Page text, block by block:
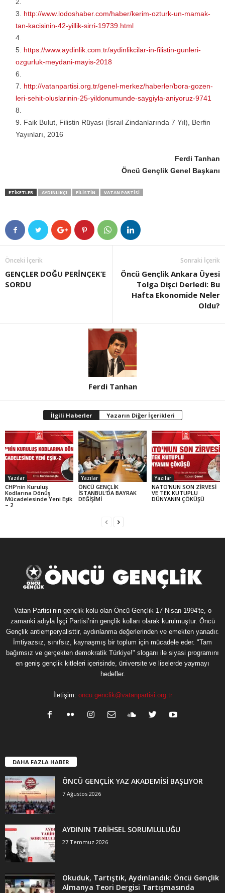
http://www.lodoshaber.com/haber/kerim-ozturk-un-mamak-
tan-kacisinin-42-yillik-sirri-19739.html
https://www.aydinlik.com.tr/aydinlikcilar-in-filistin-gunleri-
ozgurluk-meydani-mayis-2018
http://vatanpartisi.org.tr/genel-merkez/haberler/bora-gozen-
leri-sehit-oluslarinin-25-yildonumunde-saygiyla-aniyoruz-9741
Faik Bulut, Filistin Rüyası (İsrail Zindanlarında 7 Yıl), Berfin
Yayınları, 2016
Ferdi Tanhan
Öncü Gençlik Genel Başkanı
ETIKETLER AYDINLIKÇI FILISTIN VATAN PARTİSİ
Önceki İçerik
GENÇLER DOĞU PERİNÇEK’E
SORDU
Sonraki İçerik
Öncü Gençlik Ankara Üyesi
Tolga Dişci Derledi: Bu
Hafta Ekonomide Neler
Oldu?
Ferdi Tanhan
İlgili Haberler Yazarın Diğer İçerikleri
Yazılar
CHP’nin Kuruluş
Kodlarına Dönüş
Mücadelesinde Yeni Eşik
– 2
Yazılar
ÖNCÜ GENÇLİK
İSTANBUL’DA BAYRAK
DEĞİŞİMİ
Yazılar
NATO’NUN SON ZİRVESİ
VE TEK KUTUPLU
DÜNYANIN ÇÖKÜŞÜ
Vatan Partisi’nin gençlik kolu olan Öncü Gençlik 17 Nisan 1994'te, o
zamanki adıyla İşçi Partisi’nin gençlik kolları olarak kurulmuştur. Öncü
Gençlik antiemperyalisttir, aydınlanma değerlerinden ve emekten yanadır.
İmtiyazsız, sınıfsız, kaynaşmış bir toplum için mücadele eder. "Tam
bağımsız ve gerçekten demokratik Türkiye!" sloganı ile siyasi programını
en geniş gençlik kitleleri içerisinde, üniversite ve liselerde yaymayı
hedefler.
İletişim: oncu.genclik@vatanpartisi.org.tr
DAHA FAZLA HABER
ÖNCÜ GENÇLİK YAZ AKADEMİSİ BAŞLIYOR
7 Ağustos 2026
AYDININ TARİHSEL SORUMLULUĞU
27 Temmuz 2026
Okuduk, Tartıştık, Aydınlandık: Öncü Gençlik
Almanya Teori Dergisi Tartışmasında